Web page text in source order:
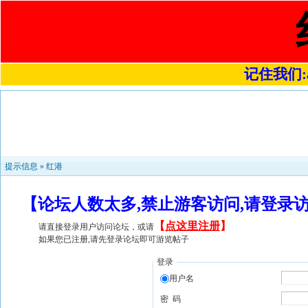
记住我们
提示信息 » 红港
【论坛人数太多,禁止游客访问,请登
请直接登录用户访问论坛，或请 【 点这里注册】
如果您已注册,请先登录论坛即可游览帖子
登录
用户名
密 码